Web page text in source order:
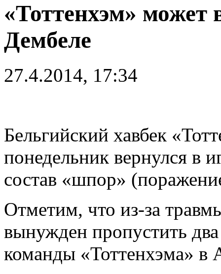
«Тоттенхэм» может
Дембеле
27.4.2014, 17:34
Бельгийский хавбек
понедельник вернулся в
состав «шпор»
Отметим, что из-за
вынужден пропустить
команды «Тоттенхэма»